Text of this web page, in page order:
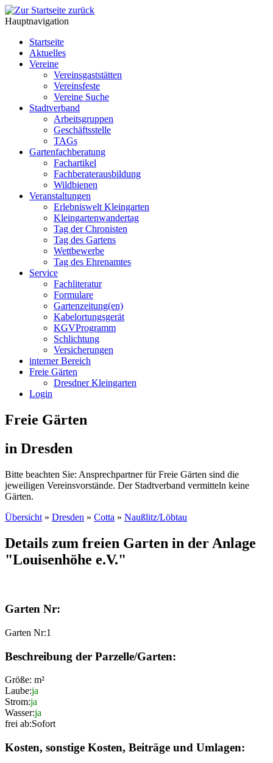
Hauptnavigation
Startseite
Aktuelles
Vereine
Vereinsgaststätten
Vereinsfeste
Vereine Suche
Stadtverband
Arbeitsgruppen
Geschäftsstelle
TAGs
Gartenfachberatung
Fachartikel
Fachberaterausbildung
Wildbienen
Veranstaltungen
Erlebniswelt Kleingarten
Kleingartenwandertag
Tag der Chronisten
Tag des Gartens
Wettbewerbe
Tag des Ehrenamtes
Service
Fachliteratur
Formulare
Gartenzeitung(en)
Kabelortungsgerät
KGVProgramm
Schlichtung
Versicherungen
interner Bereich
Freie Gärten
Dresdner Kleingarten
Login
Freie Gärten
in Dresden
Bitte beachten Sie: Ansprechpartner für Freie Gärten sind die
jeweiligen Vereinsvorstände. Der Stadtverband vermitteln keine
Gärten.
Übersicht » Dresden » Cotta » Naußlitz/Löbtau
Details zum freien Garten in der Anlage
"Louisenhöhe e.V."
Garten Nr:
Garten Nr:1
Beschreibung der Parzelle/Garten:
Größe: m²
Laube:ja
Strom:ja
Wasser:ja
frei ab:Sofort
Kosten, sonstige Kosten, Beiträge und Umlagen: